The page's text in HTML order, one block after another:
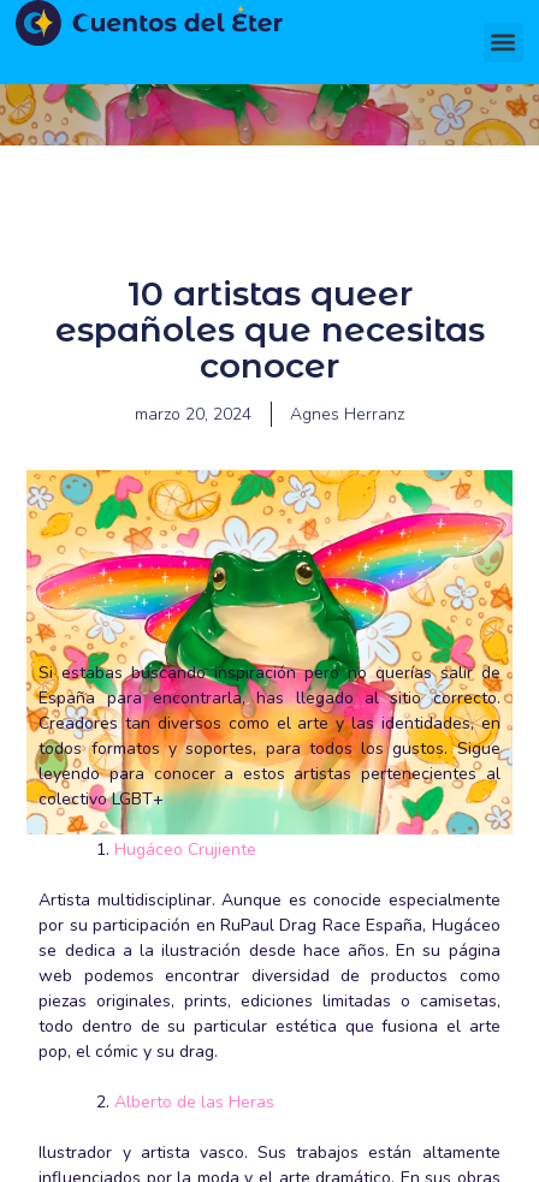
10 artistas queer
españoles que necesitas
conocer
marzo 20, 2024 Agnes Herranz
Si estabas buscando inspiración pero no querías salir de
España para encontrarla, has llegado al sitio correcto.
Creadores tan diversos como el arte y las identidades, en
todos formatos y soportes, para todos los gustos. Sigue
leyendo para conocer a estos artistas pertenecientes al
colectivo LGBT+
Hugáceo Crujiente
Artista multidisciplinar. Aunque es conocide especialmente
por su participación en RuPaul Drag Race España, Hugáceo
se dedica a la ilustración desde hace años. En su página
web podemos encontrar diversidad de productos como
piezas originales, prints, ediciones limitadas o camisetas,
todo dentro de su particular estética que fusiona el arte
pop, el cómic y su drag.
Alberto de las Heras
Ilustrador y artista vasco. Sus trabajos están altamente